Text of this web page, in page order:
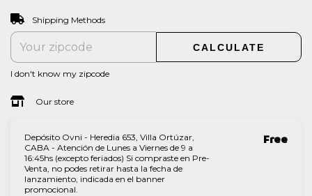
Shipping for zipcode:
Shipping Methods
CALCULATE
I don't know my zipcode
Our store
Depósito Ovni - Heredia 653, Villa Ortúzar,
CABA - Atención de Lunes a Viernes de 9 a
16:45hs (excepto feriados) Si compraste en Pre-
Venta, no podes retirar hasta la fecha de
lanzamiento, indicada en el banner
promocional.
Free